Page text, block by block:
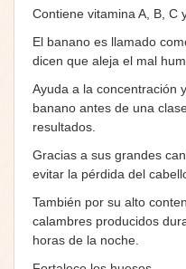
Contiene vitamina A, B, C
El banano es llamado
dicen que aleja el mal
Ayuda a la concentración
banano antes de una
resultados.
Gracias a sus grandes
evitar la pérdida del
También por su alto
calambres producidos
horas de la noche.